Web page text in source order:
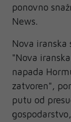
ponovno
News.
Nova iranska
"Nova
napada
zatvoren",
putu od